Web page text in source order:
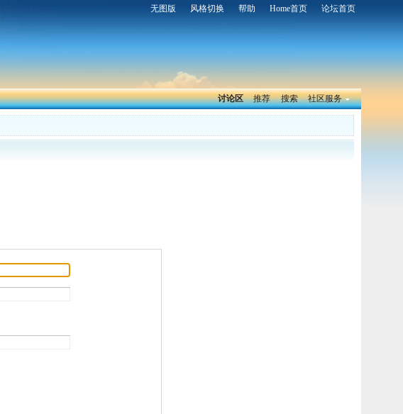
无图版 风格切换 帮助 Home首页 论坛首页
讨论区 推荐 搜索 社区服务